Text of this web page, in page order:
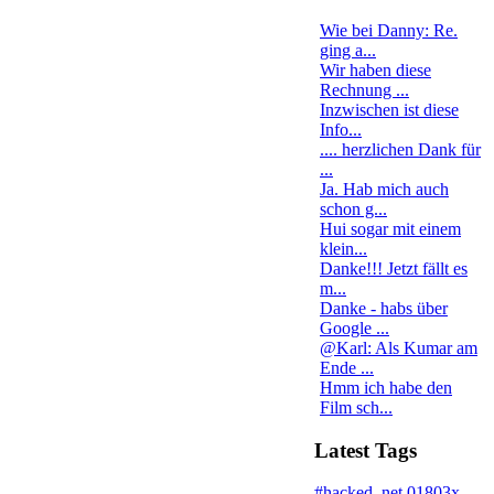
Wie bei Danny: Re.
ging a...
Wir haben diese
Rechnung ...
Inzwischen ist diese
Info...
.... herzlichen Dank für
...
Ja. Hab mich auch
schon g...
Hui sogar mit einem
klein...
Danke!!! Jetzt fällt es
m...
Danke - habs über
Google ...
@Karl: Als Kumar am
Ende ...
Hmm ich habe den
Film sch...
Latest Tags